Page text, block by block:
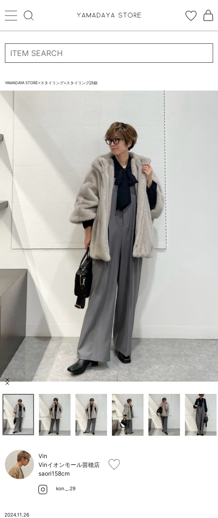
ログイン 新規会員登録
CATEGORYから探す
STORE BRAND・LABELから探す
すべての商品
新着商品
セール商品
スタイリング
特集
ブランド一覧
店舗検索
ご利用ガイド/ヘルプ
YAMADAYA STORE>スタイリング>スタイリング詳細
Item
of
Vin
Vinイオンモール苗穂店
saori158cm
kon._.29
2024.11.26